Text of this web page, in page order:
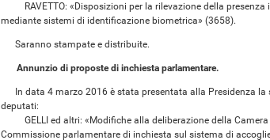
RAVETTO: «Disposizioni per la rilevazione della presenza
mediante sistemi di identificazione biometrica» (3658).
Saranno stampate e distribuite.
Annunzio di proposte di inchiesta parlamentare.
In data 4 marzo 2016 è stata presentata alla Presidenza la
deputati:
GELLI ed altri: «Modifiche alla deliberazione della Camera
Commissione parlamentare di inchiesta sul sistema di